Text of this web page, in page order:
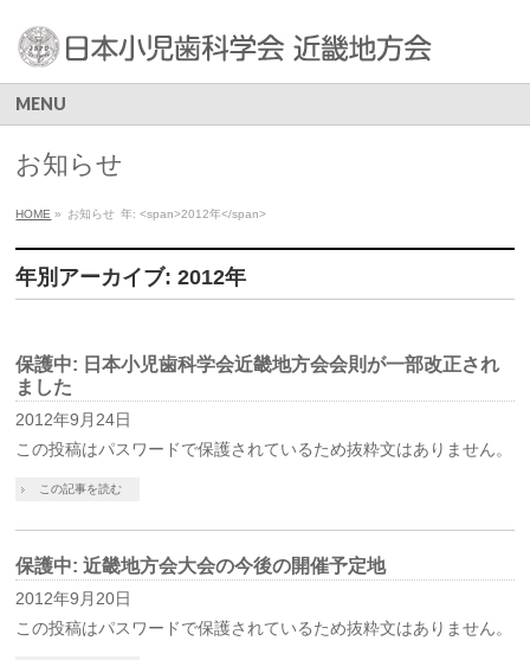
MENU
お知らせ
HOME » お知らせ 年: <span>2012年</span>
年別アーカイブ: 2012年
保護中: 日本小児歯科学会近畿地方会会則が一部改正され
ました
2012年9月24日
この投稿はパスワードで保護されているため抜粋文はありません。
この記事を読む
保護中: 近畿地方会大会の今後の開催予定地
2012年9月20日
この投稿はパスワードで保護されているため抜粋文はありません。